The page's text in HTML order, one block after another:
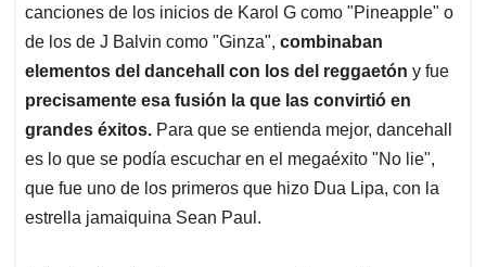
canciones de los inicios de Karol G como "Pineapple" o
de los de J Balvin como "Ginza", combinaban
elementos del dancehall con los del reggaetón y fue
precisamente esa fusión la que las convirtió en
grandes éxitos. Para que se entienda mejor, dancehall
es lo que se podía escuchar en el megaéxito "No lie",
que fue uno de los primeros que hizo Dua Lipa, con la
estrella jamaiquina Sean Paul.